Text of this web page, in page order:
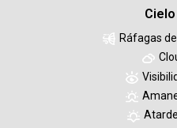
Ráfagas